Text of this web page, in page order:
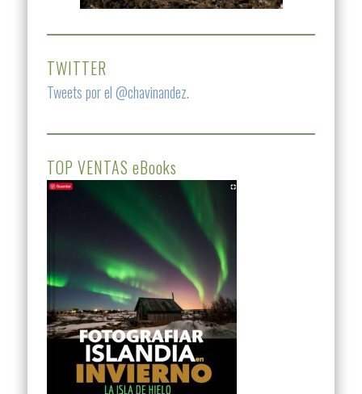
TWITTER
Tweets por el @chavinandez.
TOP VENTAS eBooks